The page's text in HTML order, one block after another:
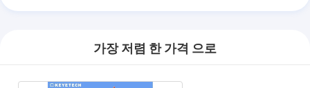
가장 저렴 한 가격 으로